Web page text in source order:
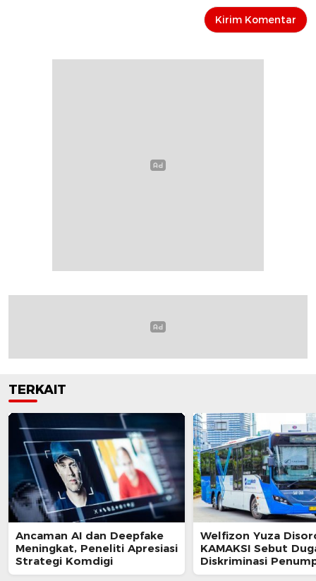
TERKAIT
Ancaman AI dan Deepfake
Meningkat, Peneliti Apresiasi
Strategi Komdigi
Welfizon Yuza
KAMAKSI Sebut
Diskriminasi
TransJakarta